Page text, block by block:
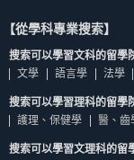
【從學科專業搜索】
搜索可以學習文科的留學
文學
語言學 法學
搜索可以學習理科的留學
護理、保健學
醫、齒
搜索可以學習文理科的留